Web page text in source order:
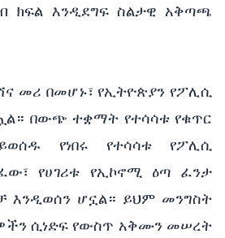
ክፍል እንዲደግፍ ስልታዊ አቅጣጫ
መሪ በመሆኑ፣ የኢትዮጵያን የፖሊሲ
በውጭ ተቋማት የተሳሳቱ የቁጥር
የነበሩ የተሳሳቱ የፖሊሲ
የሀገሪቱ የኢኮኖሚ ዕጣ ፈንታ
እንዲወሰን ሆኗል። ይህም መንግስት
ሲነድፍ የውስጥ አቅሙን መሠረት